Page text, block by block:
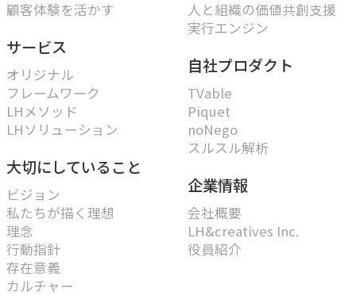
顧客体験を活かす
サービス
オリジナル
フレームワーク
LHメソッド
LHソリューション
大切にしていること
ビジョン
私たちが描く理想
理念
行動指針
存在意義
カルチャー
人と組織の価値共創支援
実行エンジン
自社プロダクト
TVable
Piquet
noNego
スルスル解析
企業情報
会社概要
LH&creatives Inc.
役員紹介